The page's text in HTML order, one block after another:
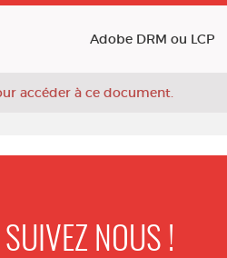
Adobe DRM ou LCP
accéder à ce document.
SUIVEZ NOUS !